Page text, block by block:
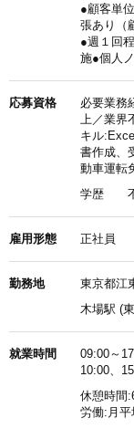
●顧客単
張あり（
●週１回
施●個人
応募資格
必要業務
上／業界
キル
書作成、
動車運転
学歴
雇用形態 正社員
勤務地
東京都江
木場駅 (
就業時間
09:00～
10:00、
休憩時
労働:月平